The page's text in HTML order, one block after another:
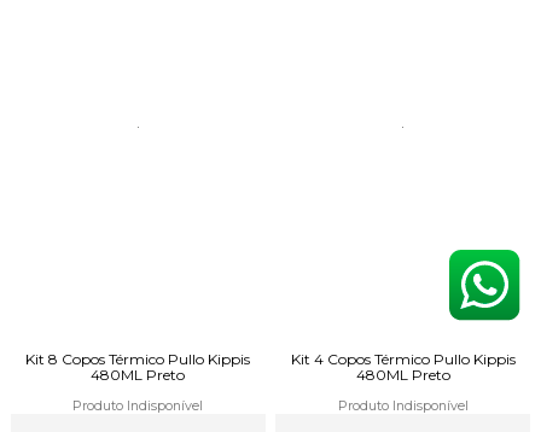
Kit 8 Copos Térmico Pullo Kippis
480ML Preto
Produto Indisponível
Kit 4 Copos Térmico Pullo Kippis
480ML Preto
Produto Indisponível